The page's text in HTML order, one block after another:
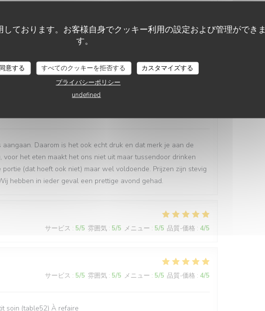
ております。お客様自身でクッキー利用の設定および管理ができま
す。
意する すべてのクッキーを拒否する
カスタマイズする
プライバシーポリシー
undefined
サービス:5/5 雰囲気:5/5 メニュー:5/5 品質-価格:
Daarom is het ook echt druk en dat merk je aan de
het eten maakt het ons niet uit maar tussendoor drinken
(dat hoeft ook niet) maar wel voldoende. Prijzen zijn stevig
hebben in ieder geval een prettige avond gehad.
サービス : 5/5 雰囲気 : 5/5 メニュー : 5/5 品質-価格 : 4/5
サービス : 5/5 雰囲気 : 5/5 メニュー : 5/5 品質-価格 : 4/5
soin (table52) À refaire
LA PLAGE DE L'ÎLE D'OR